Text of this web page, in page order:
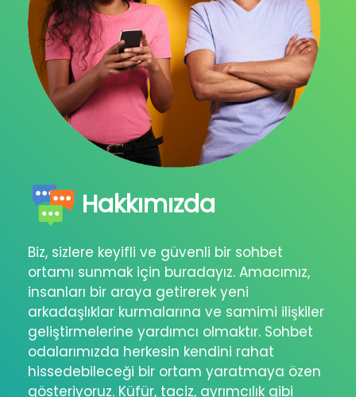
Hakkımızda
Biz, sizlere keyifli ve güvenli bir sohbet
ortamı sunmak için buradayız. Amacımız,
insanları bir araya getirerek yeni
arkadaşlıklar kurmalarına ve samimi ilişkiler
geliştirmelerine yardımcı olmaktır. Sohbet
odalarımızda herkesin kendini rahat
hissedebileceği bir ortam yaratmaya özen
gösteriyoruz. Küfür, taciz, ayrımcılık gibi